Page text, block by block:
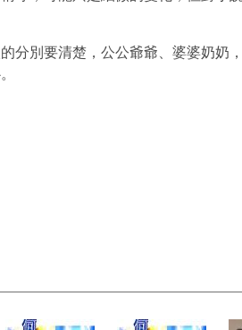
分別要清楚，公公爺爺、婆婆奶奶